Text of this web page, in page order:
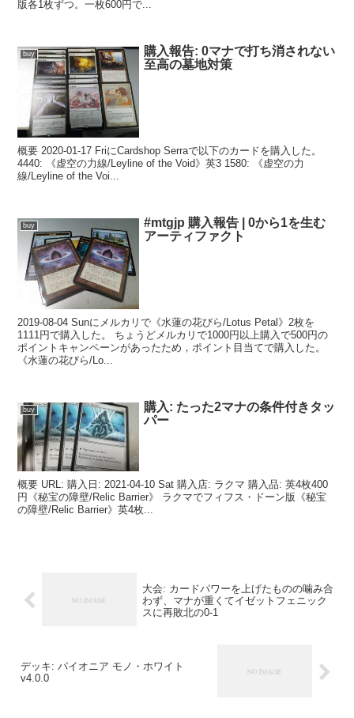
版各1枚ずつ。一枚600円で...
buy
購入報告: 0マナで打ち消されない
至高の墓地対策
概要 2020-01-17 FriにCardshop Serraで以下のカードを購入した。
4440: 《虚空の力線/Leyline of the Void》英3 1580: 《虚空の力
線/Leyline of the Voi...
buy
#mtgjp 購入報告 | 0から1を生む
アーティファクト
2019-08-04 Sunにメルカリで《水蓮の花びら/Lotus Petal》2枚を
1111円で購入した。 ちょうどメルカリで1000円以上購入で500円の
ポイントキャンペーンがあったため，ポイント目当てで購入した。
《水蓮の花びら/Lo...
buy
購入: たった2マナの条件付きタッ
パー
概要 URL: 購入日: 2021-04-10 Sat 購入店: ラクマ 購入品: 英4枚400
円《秘宝の障壁/Relic Barrier》 ラクマでフィフス・ドーン版《秘宝
の障壁/Relic Barrier》英4枚...
大会: カードパワーを上げたものの噛み合
わず、マナが重くてイゼットフェニック
スに再敗北の0-1
デッキ: パイオニア モノ・ホワイト
v4.0.0